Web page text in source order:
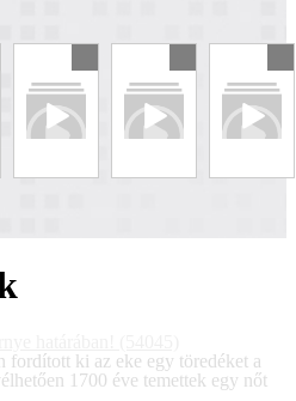
fordított ki az eke egy töredéket a
1700 éve temettek egy nőt